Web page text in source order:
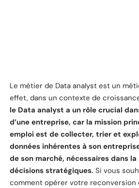
Le métier de Data analyst est un
effet, dans un contexte de
le Data analyst a un rôle crucial
d’une entreprise, car la mission
emploi est de collecter, trier et
données inhérentes à son
de son marché, nécessaires dans
décisions stratégiques. Si vous
comment opérer votre reconversion